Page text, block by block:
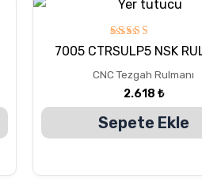
5
üzerinden
oy aldı
7005 CTRSULP5 NSK
CNC Tezgah Rulmanı
2.618 ₺
Sepete Ekle